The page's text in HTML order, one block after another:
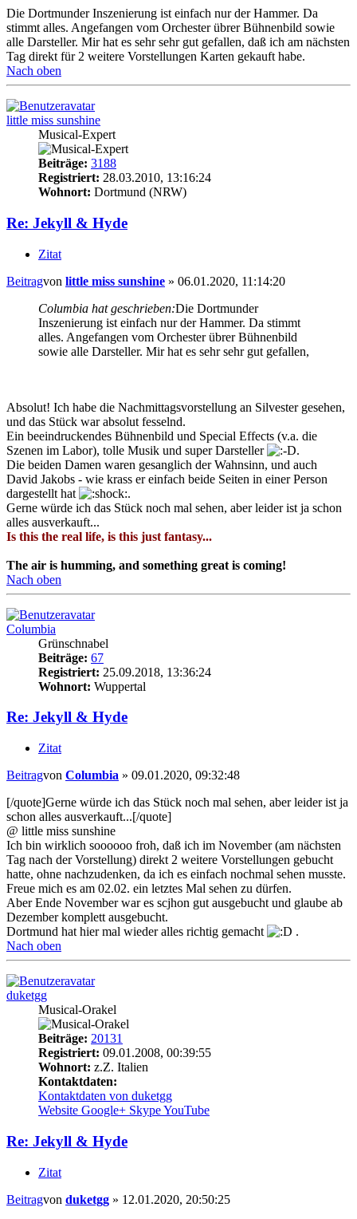
Die Dortmunder Inszenierung ist einfach nur der Hammer. Da
stimmt alles. Angefangen vom Orchester übrer Bühnenbild sowie
alle Darsteller. Mir hat es sehr sehr gut gefallen, daß ich am nächsten
Tag direkt für 2 weitere Vorstellungen Karten gekauft habe.
Nach oben
little miss sunshine
Musical-Expert
Beiträge: 3188
Registriert: 28.03.2010, 13:16:24
Wohnort: Dortmund (NRW)
Re: Jekyll & Hyde
Zitat
Beitragvon little miss sunshine » 06.01.2020, 11:14:20
Columbia hat geschrieben:Die Dortmunder
Inszenierung ist einfach nur der Hammer. Da stimmt
alles. Angefangen vom Orchester übrer Bühnenbild
sowie alle Darsteller. Mir hat es sehr sehr gut gefallen,
Absolut! Ich habe die Nachmittagsvorstellung an Silvester gesehen,
und das Stück war absolut fesselnd.
Ein beeindruckendes Bühnenbild und Special Effects (v.a. die
Szenen im Labor), tolle Musik und super Darsteller
.
Die beiden Damen waren gesanglich der Wahnsinn, und auch
David Jakobs - wie krass er einfach beide Seiten in einer Person
dargestellt hat
.
Gerne würde ich das Stück noch mal sehen, aber leider ist ja schon
alles ausverkauft...
Is this the real life, is this just fantasy...
The air is humming, and something great is coming!
Nach oben
Columbia
Grünschnabel
Beiträge: 67
Registriert: 25.09.2018, 13:36:24
Wohnort: Wuppertal
Re: Jekyll & Hyde
Zitat
Beitragvon Columbia » 09.01.2020, 09:32:48
[/quote]Gerne würde ich das Stück noch mal sehen, aber leider ist ja
schon alles ausverkauft...[/quote]
@ little miss sunshine
Ich bin wirklich soooooo froh, daß ich im November (am nächsten
Tag nach der Vorstellung) direkt 2 weitere Vorstellungen gebucht
hatte, ohne nachzudenken, da ich es einfach nochmal sehen musste.
Freue mich es am 02.02. ein letztes Mal sehen zu dürfen.
Aber Ende November war es scjhon gut ausgebucht und glaube ab
Dezember komplett ausgebucht.
Dortmund hat hier mal wieder alles richtig gemacht
.
Nach oben
duketgg
Musical-Orakel
Beiträge: 20131
Registriert: 09.01.2008, 00:39:55
Wohnort: z.Z. Italien
Kontaktdaten:
Kontaktdaten von duketgg
Website Google+ SkypeYouTube
Re: Jekyll & Hyde
Zitat
Beitragvon duketgg » 12.01.2020, 20:50:25